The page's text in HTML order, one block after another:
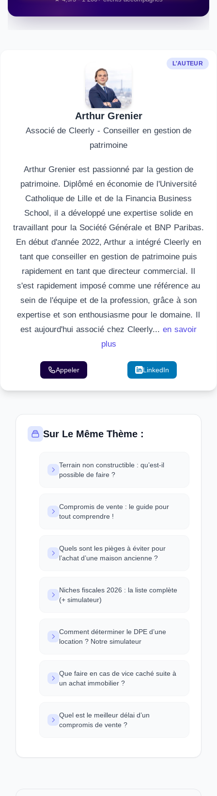
L'AUTEUR
Arthur Grenier
Associé de Cleerly - Conseiller en gestion de
patrimoine
Arthur Grenier est passionné par la gestion de
patrimoine. Diplômé en économie de l'Université
Catholique de Lille et de la Financia Business
School, il a développé une expertise solide en
travaillant pour la Société Générale et BNP Paribas.
En début d'année 2022, Arthur a intégré Cleerly en
tant que conseiller en gestion de patrimoine puis
rapidement en tant que directeur commercial. Il
s'est rapidement imposé comme une référence au
sein de l'équipe et de la profession, grâce à son
expertise et son enthousiasme pour le domaine. Il
est aujourd'hui associé chez Cleerly... en savoir
plus
Appeler LinkedIn
Sur Le Même Thème :
Terrain non constructible : qu’est-il
possible de faire ?
Compromis de vente : le guide pour
tout comprendre !
Quels sont les pièges à éviter pour
l’achat d’une maison ancienne ?
Niches fiscales 2026 : la liste complète
(+ simulateur)
Comment déterminer le DPE d’une
location ? Notre simulateur
Que faire en cas de vice caché suite à
un achat immobilier ?
Quel est le meilleur délai d’un
compromis de vente ?